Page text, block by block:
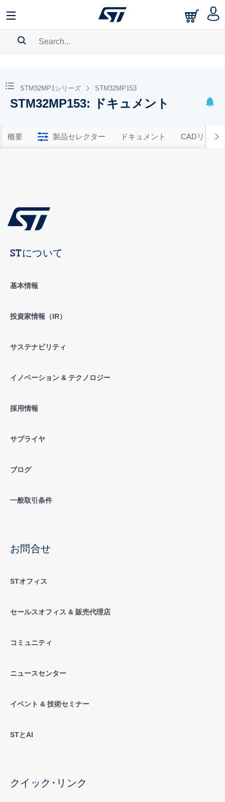
BOOKMARK
Pleaselog in to show your saved searches.
STM32MP1シリーズ STM32MP153
STM32MP153: ドキュメント
概要 製品セレクター ドキュメント CADリソー
STについて
基本情報
投資家情報（IR）
サステナビリティ
イノベーション & テクノロジー
採用情報
サプライヤ
ブログ
一般取引条件
お問合せ
STオフィス
セールスオフィス & 販売代理店
コミュニティ
ニュースセンター
イベント & 技術セミナー
STとAI
クイック･リンク